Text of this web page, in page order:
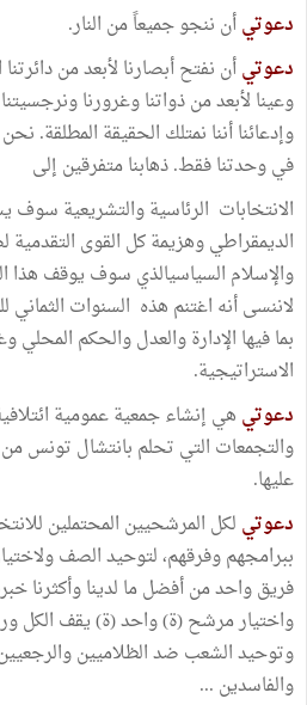
دعوتيأن ننجو جميعاً من النار.
دعوتيأن نفتح أبصارنا لأبعد من
وعينا لأبعد من ذواتنا وغرورنا
وإدعائنا أننا نمتلك الحقيقة المطلقة.
في وحدتنا فقط. ذهابنا متفرقين إلى
الانتخابات الرئاسية والتشريعية
الديمقراطي وهزيمة كل القوى التقدمية
والإسلام السياسيالذي سوف يوقف هذا
لاننسى أنه اغتنم هذه السنوات
بما فيها الإدارة والعدل والحكم المحلي
الاستراتيجية.
دعوتي هي إنشاء جمعية عمومية
والتجمعات التي تحلم بانتشال تونس
عليها.
دعوتي لكل المرشحيين المحتملين
ببرامجهم وفرقهم، لتوحيد الصف
فريق واحد من أفضل ما لدينا وأكثرنا
واختيار مرشح (ة) واحد (ة) يقف الكل
وتوحيد الشعب ضد الظلاميين والرجعيين
والفاسدين ...